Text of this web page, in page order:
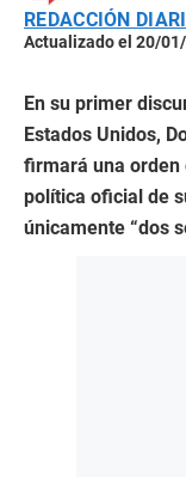
REDACCIÓN
Actualizado el 20/
En su primer
Estados Unidos,
firmará una orden
política oficial de
únicamente “dos